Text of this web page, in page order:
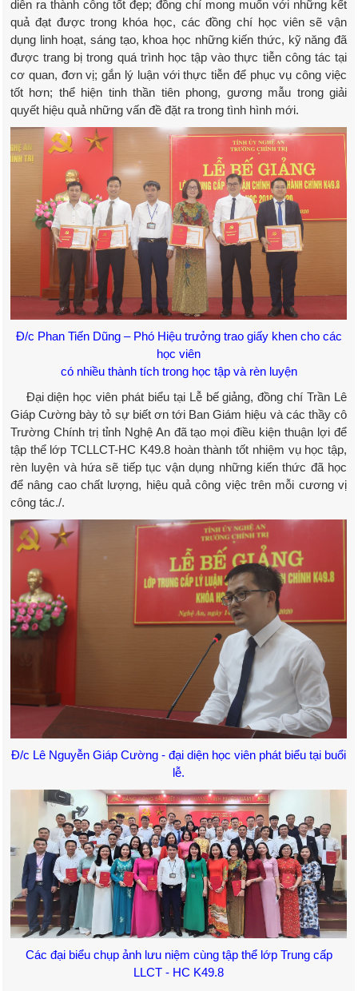
diễn ra thành công tốt đẹp; đồng chí mong muốn với những kết
quả đạt được trong khóa học, các đồng chí học viên sẽ vận
dụng linh hoạt, sáng tạo, khoa học những kiến thức, kỹ năng đã
được trang bị trong quá trình học tập vào thực tiễn công tác tại
cơ quan, đơn vị; gắn lý luận với thực tiễn để phục vụ công việc
tốt hơn; thể hiện tinh thần tiên phong, gương mẫu trong giải
quyết hiệu quả những vấn đề đặt ra trong tình hình mới.
Đ/c Phan Tiến Dũng – Phó Hiệu trưởng trao giấy khen cho các
học viên
có nhiều thành tích trong học tập và rèn luyện
Đại diện học viên phát biểu tại Lễ bế giảng, đồng chí Trần Lê
Giáp Cường bày tỏ sự biết ơn tới Ban Giám hiệu và các thầy cô
Trường Chính trị tỉnh Nghệ An đã tạo mọi điều kiện thuận lợi để
tập thể lớp TCLLCT-HC K49.8 hoàn thành tốt nhiệm vụ học tập,
rèn luyện và hứa sẽ tiếp tục vận dụng những kiến thức đã học
để nâng cao chất lượng, hiệu quả công việc trên mỗi cương vị
công tác./.
Đ/c Lê Nguyễn Giáp Cường - đại diện học viên phát biểu tại buổi
lễ.
Các đại biểu chụp ảnh lưu niệm cùng tập thể lớp Trung cấp
LLCT - HC K49.8